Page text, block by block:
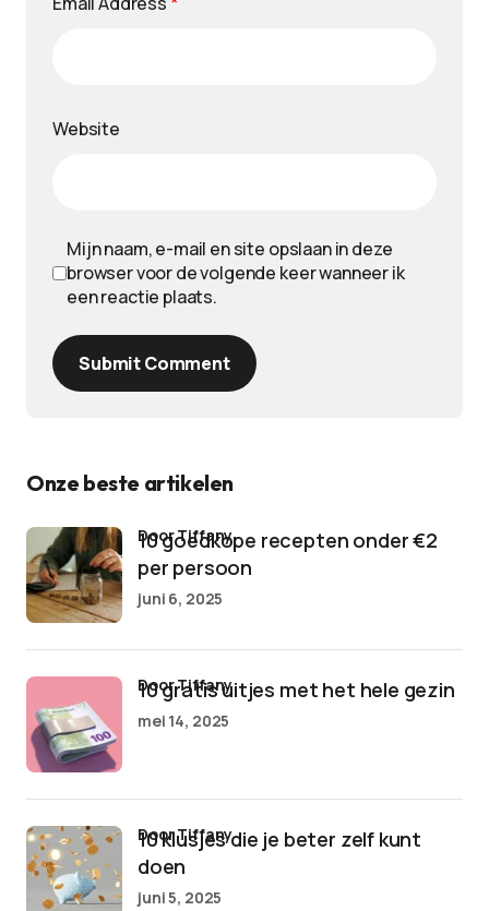
Website
Mijn naam, e-mail en site opslaan in deze
browser voor de volgende keer wanneer ik
een reactie plaats.
Submit Comment
Onze beste artikelen
10 goedkope recepten onder €2
per persoon
door Tiffany
juni 6, 2025
10 gratis uitjes met het hele gezin
door Tiffany
mei 14, 2025
10 klusjes die je beter zelf kunt
doen
door Tiffany
juni 5, 2025